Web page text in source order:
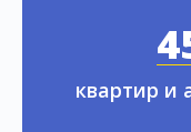
квартир и